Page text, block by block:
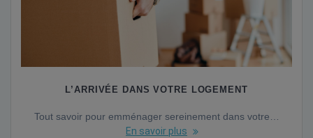
L’ARRIVÉE DANS VOTRE LOGEMENT
Tout savoir pour emménager sereinement dans votre…
En savoir plus